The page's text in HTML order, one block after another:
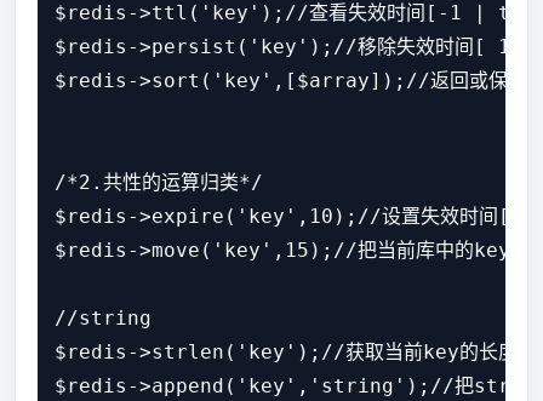
$redis->ttl('key');//查看失效时间[-1 |
$redis->persist('key');//移除失效时间[ 1
$redis->sort('key',[$array]);//返回或保存给定
/*2.共性的运算归类*/
$redis->expire('key',10);//设置失效时间
$redis->move('key',15);//把当前库中的key移
//string
$redis->strlen('key');//获取当前key的长度
$redis->append('key','string');//把string追